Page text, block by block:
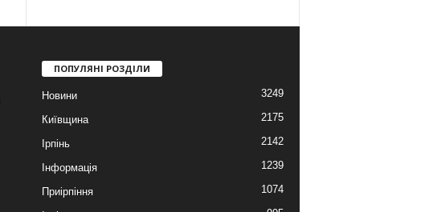
ПОПУЛЯНІ РОЗДІЛИ
Новини 3249
Київщина 2175
Ірпінь 2142
Інформація 1239
Приірпіння 1074